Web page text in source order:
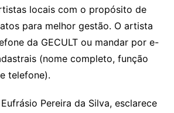
locais com o propósito de
para melhor gestão. O artista
da GECULT ou mandar por e-
(nome completo, função
telefone).
Pereira da Silva, esclarece